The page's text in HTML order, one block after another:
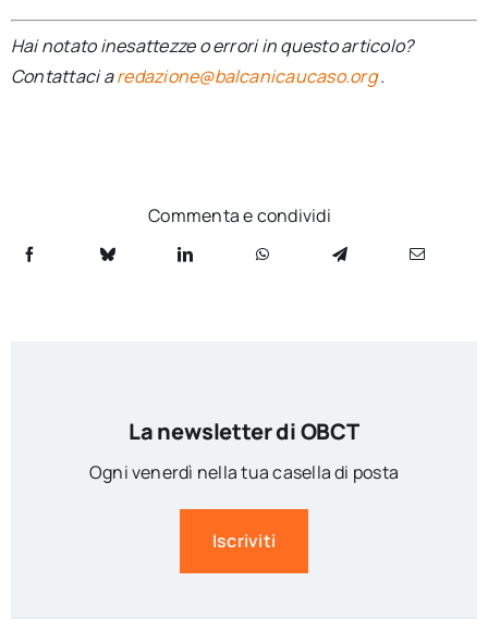
Hai notato inesattezze o errori in questo articolo?
Contattaci aredazione@balcanicaucaso.org.
Commenta e condividi
La newsletter di OBCT
Ogni venerdì nella tua casella di posta
Iscriviti